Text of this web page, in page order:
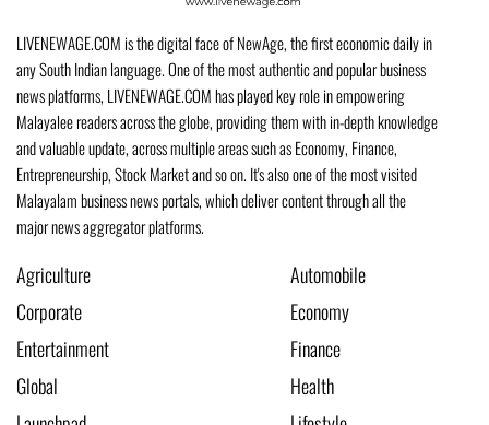
LIVENEWAGE.COM is the digital face of NewAge, the first economic daily in
any South Indian language. One of the most authentic and popular business
news platforms, LIVENEWAGE.COM has played key role in empowering
Malayalee readers across the globe, providing them with in-depth knowledge
and valuable update, across multiple areas such as Economy, Finance,
Entrepreneurship, Stock Market and so on. It's also one of the most visited
Malayalam business news portals, which deliver content through all the
major news aggregator platforms.
Agriculture
Automobile
Corporate
Economy
Entertainment
Finance
Global
Health